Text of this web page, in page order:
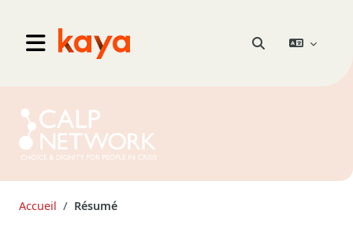
Panneau latéral
Go to home Activer/désactiver
Accueil Résumé